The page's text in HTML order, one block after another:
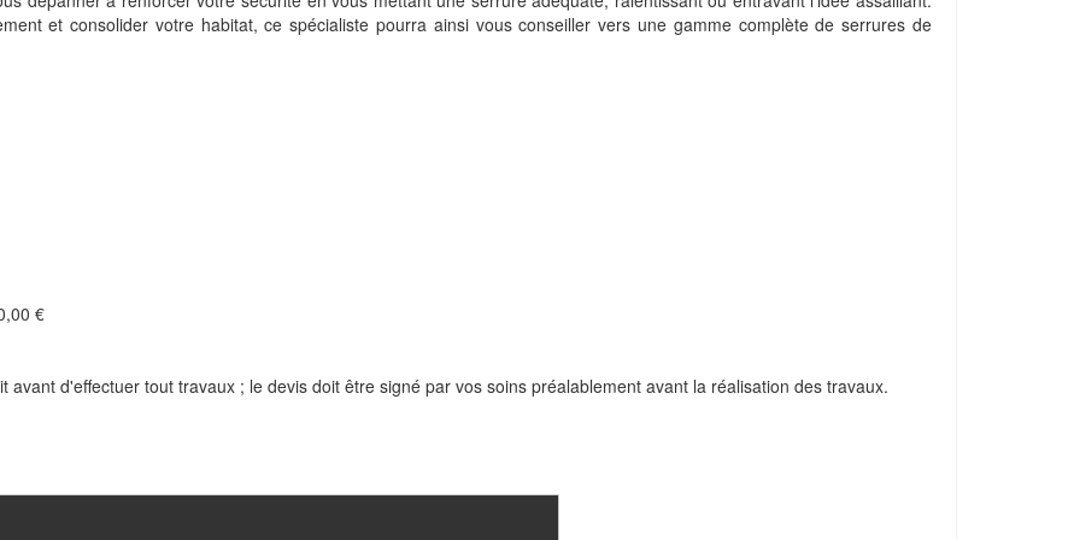
et consolider votre habitat, ce spécialiste pourra ainsi vous conseiller vers une gamme complète de serrures de
€
d'effectuer tout travaux ; le devis doit être signé par vos soins préalablement avant la réalisation des travaux.